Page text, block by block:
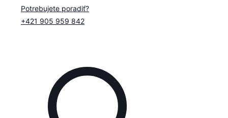
Potrebujete poradiť?
+421 905 959 842